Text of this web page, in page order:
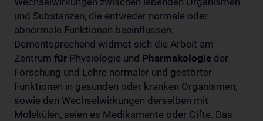
und Substanzen, die entweder normale oder
abnormale Funktionen beeinflussen.
Dementsprechend widmet sich die Arbeit am
Zentrum für Physiologie und Pharmakologie der
Forschung und Lehre normaler und gestörter
Funktionen in gesunden oder kranken Organismen,
sowie den Wechselwirkungen derselben mit
Molekülen, seien es Medikamente oder Gifte. Das